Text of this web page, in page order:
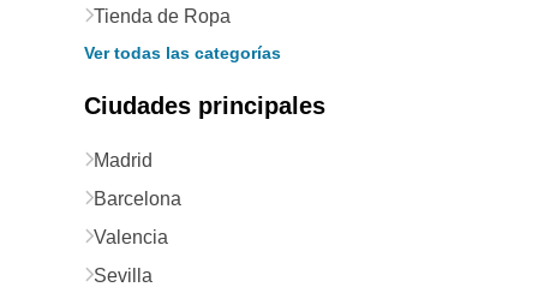
Tienda de Ropa
Ver todas las categorías
Ciudades principales
Madrid
Barcelona
Valencia
Sevilla